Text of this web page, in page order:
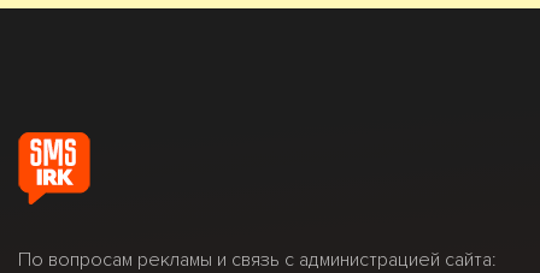
По вопросам рекламы и связь с администрацией сайта: